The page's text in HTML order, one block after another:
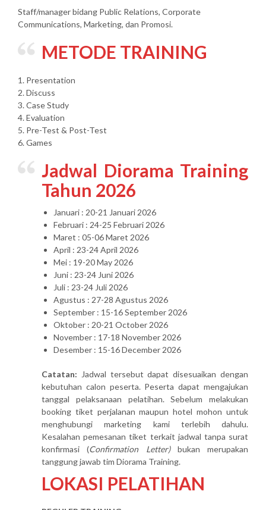
Staff/manager bidang Public Relations, Corporate
Communications, Marketing, dan Promosi.
METODE TRAINING
1. Presentation
2. Discuss
3. Case Study
4. Evaluation
5. Pre-Test & Post-Test
6. Games
Jadwal Diorama Training
Tahun 2026
Januari : 20-21 Januari 2026
Februari : 24-25 Februari 2026
Maret : 05-06 Maret 2026
April : 23-24 April 2026
Mei : 19-20 May 2026
Juni : 23-24 Juni 2026
Juli : 23-24 Juli 2026
Agustus : 27-28 Agustus 2026
September : 15-16 September 2026
Oktober : 20-21 October 2026
November : 17-18 November 2026
Desember : 15-16 December 2026
Catatan: Jadwal tersebut dapat disesuaikan dengan
kebutuhan calon peserta. Peserta dapat mengajukan
tanggal pelaksanaan pelatihan. Sebelum melakukan
booking tiket perjalanan maupun hotel mohon untuk
menghubungi marketing kami terlebih dahulu.
Kesalahan pemesanan tiket terkait jadwal tanpa surat
konfirmasi (Confirmation Letter)bukan merupakan
tanggung jawab tim Diorama Training.
LOKASI PELATIHAN